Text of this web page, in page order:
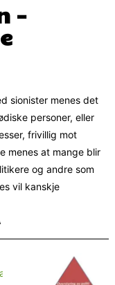
–
sionister menes det
personer, eller
frivillig mot
menes at mange blir
og andre som
vil kanskje